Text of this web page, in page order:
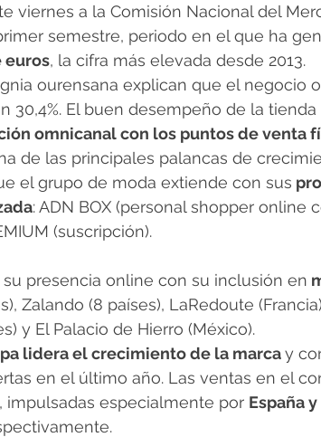
viernes a la Comisión Nacional del
semestre, periodo en el que ha
euros, la cifra más elevada desde 2013.
ourensana explican que el negocio
30,4%. El buen desempeño de la tienda
omnicanal con los puntos de venta
de las principales palancas de
el grupo de moda extiende con sus
: ADN BOX (personal shopper online
(suscripción).
presencia online con su inclusión en
Zalando (8 países), LaRedoute
y El Palacio de Hierro (México).
lidera el crecimiento de la marca y
en el último año. Las ventas en el
impulsadas especialmente por España